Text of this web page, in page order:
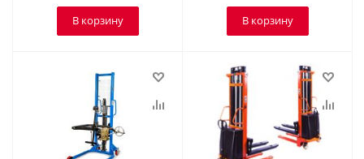
В корзину В корзину